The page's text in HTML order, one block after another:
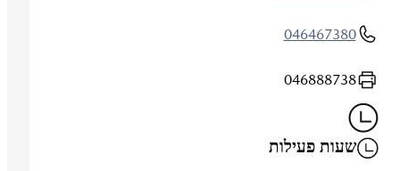
046467380
046888738
שעות פעילות